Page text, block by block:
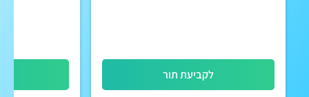
לקביעת תור